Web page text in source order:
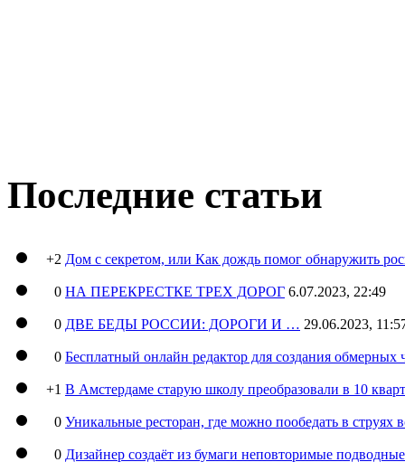
Последние статьи
+2 Дом с секретом, или Как дождь помог обнаружить
0 НА ПЕРЕКРЕСТКЕ ТРЕХ ДОРОГ 6.07.2023, 22:49
0 ДВЕ БЕДЫ РОССИИ: ДОРОГИ И … 29.06.2023,
0 Бесплатный онлайн редактор для создания обмерных
+1 В Амстердаме старую школу преобразовали в 10
0 Уникальные ресторан, где можно пообедать в струях
0 Дизайнер создаёт из бумаги неповторимые